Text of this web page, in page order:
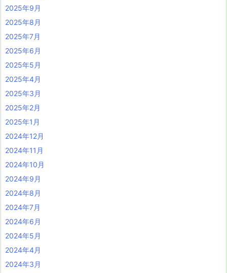
2025年9月
2025年8月
2025年7月
2025年6月
2025年5月
2025年4月
2025年3月
2025年2月
2025年1月
2024年12月
2024年11月
2024年10月
2024年9月
2024年8月
2024年7月
2024年6月
2024年5月
2024年4月
2024年3月